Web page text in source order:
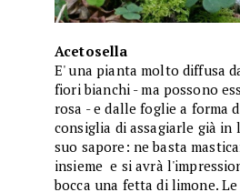
Acetosella
E' una pianta molto diffusa
fiori bianchi - ma possono
rosa - e dalle foglie a forma
consiglia di assagiarle già
suo sapore: ne basta
insieme e si avrà
bocca una fetta di limone.